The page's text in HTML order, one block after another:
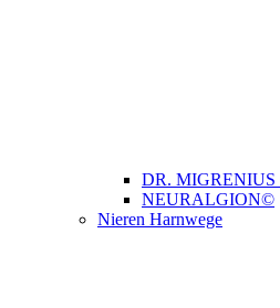
DR. MIGRENIUS
NEURALGION©
Nieren Harnwege